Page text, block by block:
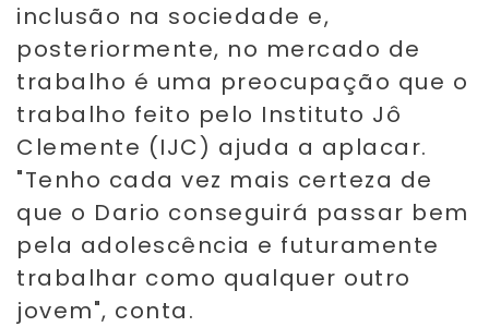
inclusão na sociedade e,
posteriormente, no mercado de
trabalho é uma preocupação que o
trabalho feito pelo Instituto Jô
Clemente (IJC) ajuda a aplacar.
"Tenho cada vez mais certeza de
que o Dario conseguirá passar bem
pela adolescência e futuramente
trabalhar como qualquer outro
jovem", conta.